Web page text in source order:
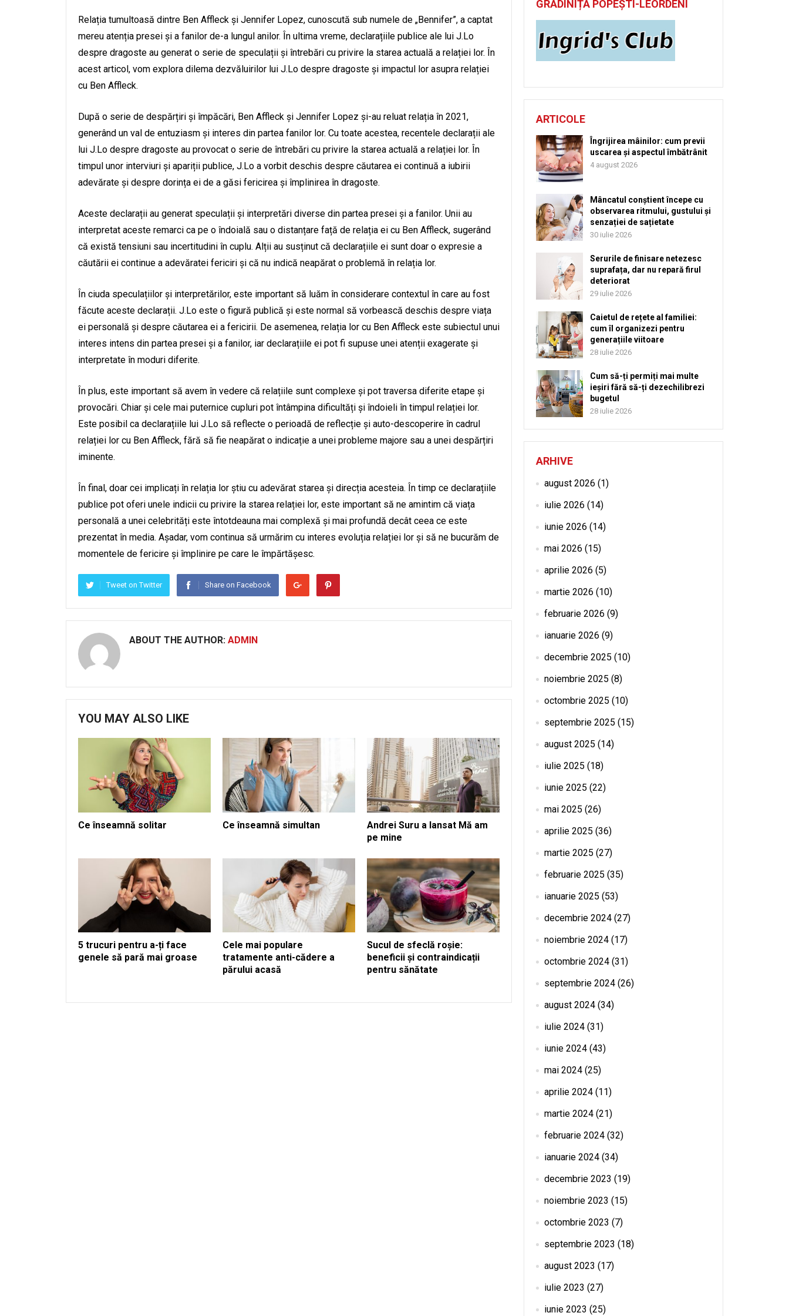
Relația tumultoasă dintre Ben Affleck și Jennifer Lopez, cunoscută sub numele de „Bennifer”, a captat
mereu atenția presei și a fanilor de-a lungul anilor. În ultima vreme, declarațiile publice ale lui J.Lo
despre dragoste au generat o serie de speculații și întrebări cu privire la starea actuală a relației lor. În
acest articol, vom explora dilema dezvăluirilor lui J.Lo despre dragoste și impactul lor asupra relației
cu Ben Affleck.
După o serie de despărțiri și împăcări, Ben Affleck și Jennifer Lopez și-au reluat relația în 2021,
generând un val de entuziasm și interes din partea fanilor lor. Cu toate acestea, recentele declarații ale
lui J.Lo despre dragoste au provocat o serie de întrebări cu privire la starea actuală a relației lor. În
timpul unor interviuri și apariții publice, J.Lo a vorbit deschis despre căutarea ei continuă a iubirii
adevărate și despre dorința ei de a găsi fericirea și împlinirea în dragoste.
Aceste declarații au generat speculații și interpretări diverse din partea presei și a fanilor. Unii au
interpretat aceste remarci ca pe o îndoială sau o distanțare față de relația ei cu Ben Affleck, sugerând
că există tensiuni sau incertitudini în cuplu. Alții au susținut că declarațiile ei sunt doar o expresie a
căutării ei continue a adevăratei fericiri și că nu indică neapărat o problemă în relația lor.
În ciuda speculațiilor și interpretărilor, este important să luăm în considerare contextul în care au fost
făcute aceste declarații. J.Lo este o figură publică și este normal să vorbească deschis despre viața
ei personală și despre căutarea ei a fericirii. De asemenea, relația lor cu Ben Affleck este subiectul unui
interes intens din partea presei și a fanilor, iar declarațiile ei pot fi supuse unei atenții exagerate și
interpretate în moduri diferite.
În plus, este important să avem în vedere că relațiile sunt complexe și pot traversa diferite etape și
provocări. Chiar și cele mai puternice cupluri pot întâmpina dificultăți și îndoieli în timpul relației lor.
Este posibil ca declarațiile lui J.Lo să reflecte o perioadă de reflecție și auto-descoperire în cadrul
relației lor cu Ben Affleck, fără să fie neapărat o indicație a unei probleme majore sau a unei despărțiri
iminente.
În final, doar cei implicați în relația lor știu cu adevărat starea și direcția acesteia. În timp ce declarațiile
publice pot oferi unele indicii cu privire la starea relației lor, este important să ne amintim că viața
personală a unei celebrități este întotdeauna mai complexă și mai profundă decât ceea ce este
prezentat în media. Așadar, vom continua să urmărim cu interes evoluția relației lor și să ne bucurăm de
momentele de fericire și împlinire pe care le împărtășesc.
Tweet on Twitter Share on Facebook
ABOUT THE AUTHOR: ADMIN
YOU MAY ALSO LIKE
Ce înseamnă solitar Ce înseamnă simultan
Andrei Suru a lansat Mă am
pe mine
5 trucuri pentru a-ți face
genele să pară mai groase
Cele mai populare
tratamente anti-cădere a
părului acasă
Sucul de sfeclă roșie:
beneficii și contraindicații
pentru sănătate
GRĂDINIȚĂ POPEȘTI-LEORDENI
ARTICOLE
Îngrijirea mâinilor: cum previi
uscarea și aspectul îmbătrânit
4 august 2026
Mâncatul conștient începe cu
observarea ritmului, gustului și
senzației de sațietate
30 iulie 2026
Serurile de finisare netezesc
suprafața, dar nu repară firul
deteriorat
29 iulie 2026
Caietul de rețete al familiei:
cum îl organizezi pentru
generațiile viitoare
28 iulie 2026
Cum să-ți permiți mai multe
ieșiri fără să-ți dezechilibrezi
bugetul
28 iulie 2026
ARHIVE
august 2026 (1)
iulie 2026 (14)
iunie 2026 (14)
mai 2026 (15)
aprilie 2026 (5)
martie 2026 (10)
februarie 2026 (9)
ianuarie 2026 (9)
decembrie 2025 (10)
noiembrie 2025 (8)
octombrie 2025 (10)
septembrie 2025 (15)
august 2025 (14)
iulie 2025 (18)
iunie 2025 (22)
mai 2025 (26)
aprilie 2025 (36)
martie 2025 (27)
februarie 2025 (35)
ianuarie 2025 (53)
decembrie 2024 (27)
noiembrie 2024 (17)
octombrie 2024 (31)
septembrie 2024 (26)
august 2024 (34)
iulie 2024 (31)
iunie 2024 (43)
mai 2024 (25)
aprilie 2024 (11)
martie 2024 (21)
februarie 2024 (32)
ianuarie 2024 (34)
decembrie 2023 (19)
noiembrie 2023 (15)
octombrie 2023 (7)
septembrie 2023 (18)
august 2023 (17)
iulie 2023 (27)
iunie 2023 (25)